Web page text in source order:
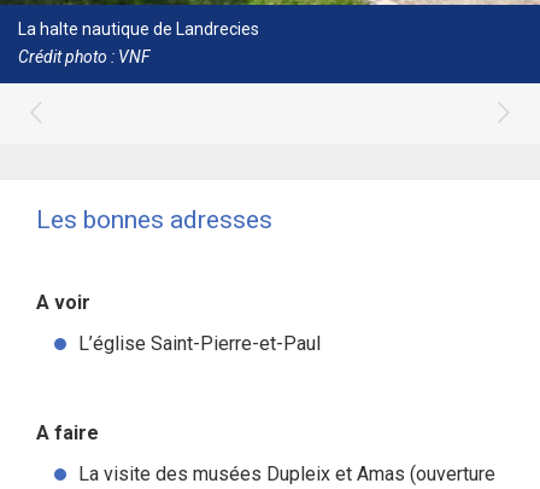
La halte nautique de Landrecies
Crédit photo : VNF
Les bonnes adresses
A voir
L’église Saint-Pierre-et-Paul
A faire
La visite des musées Dupleix et Amas (ouverture